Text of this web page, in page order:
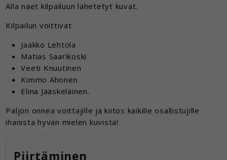
Alla näet kilpailuun lähetetyt kuvat.
Kilpailun voittivat
Jaakko Lehtola
Matias Saarikoski
Veeti Knuutinen
Kimmo Ahonen
Elina Jääskeläinen.
Paljon onnea voittajille ja kiitos kaikille osallistujille
ihanista hyvän mielen kuvista!
Piirtäminen